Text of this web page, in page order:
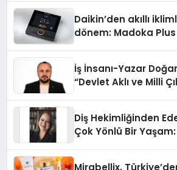
Daikin’den akıllı
dönem: Madoka
İş İnsanı-Yazar
“Devlet Aklı ve Milli
Diş Hekimliğinden
Çok Yönlü Bir
Mirabellix,